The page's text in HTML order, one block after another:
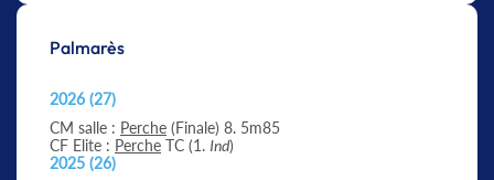
Palmarès
2026 (27)
CM salle : Perche (Finale) 8. 5m85
CF Elite : Perche TC (1. Ind)
2025 (26)